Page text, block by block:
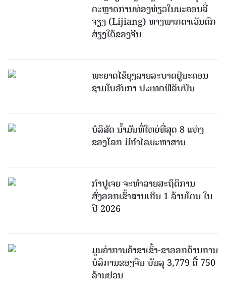
ຕະຫຼາດການທ່ອງທ່ຽວໃນນະຄອນລີ່
ຈຽງ (Lijiang) ທາງພາກຕາເວັນຕົກ
ສ່ຽງໃຕ້ຂອງຈີນ
ພະຍາດໄຂ້ຍຸງລາຍລະບາດຢູ່ນະຄອນ
ຊາມໂບ​ອັນກາ ປະເທດຟີລິບປິນ
ບໍລິສັດ ນ້ຳມັນທີ່ໃຫຍ່ທີ່ສຸດ 8 ແຫ່ງ
ຂອງໂລກ ມີກຳໄລມະຫາສານ
ກຳປູເຈຍ ຈະທຳລາຍສະຖິຕິການ
ສົ່ງອອກເຂົ້າສານເກີນ 1 ລ້ານໂຕນ ໃນ
ປີ 2026
ມູນຄ່າການຄ້າຂາເຂົ້າ-ຂາອອກດ້ານການ
ບໍລິການຂອງຈີນ ບັນລຸ 3,779 ຕື້ 750
ລ້ານຢວນ